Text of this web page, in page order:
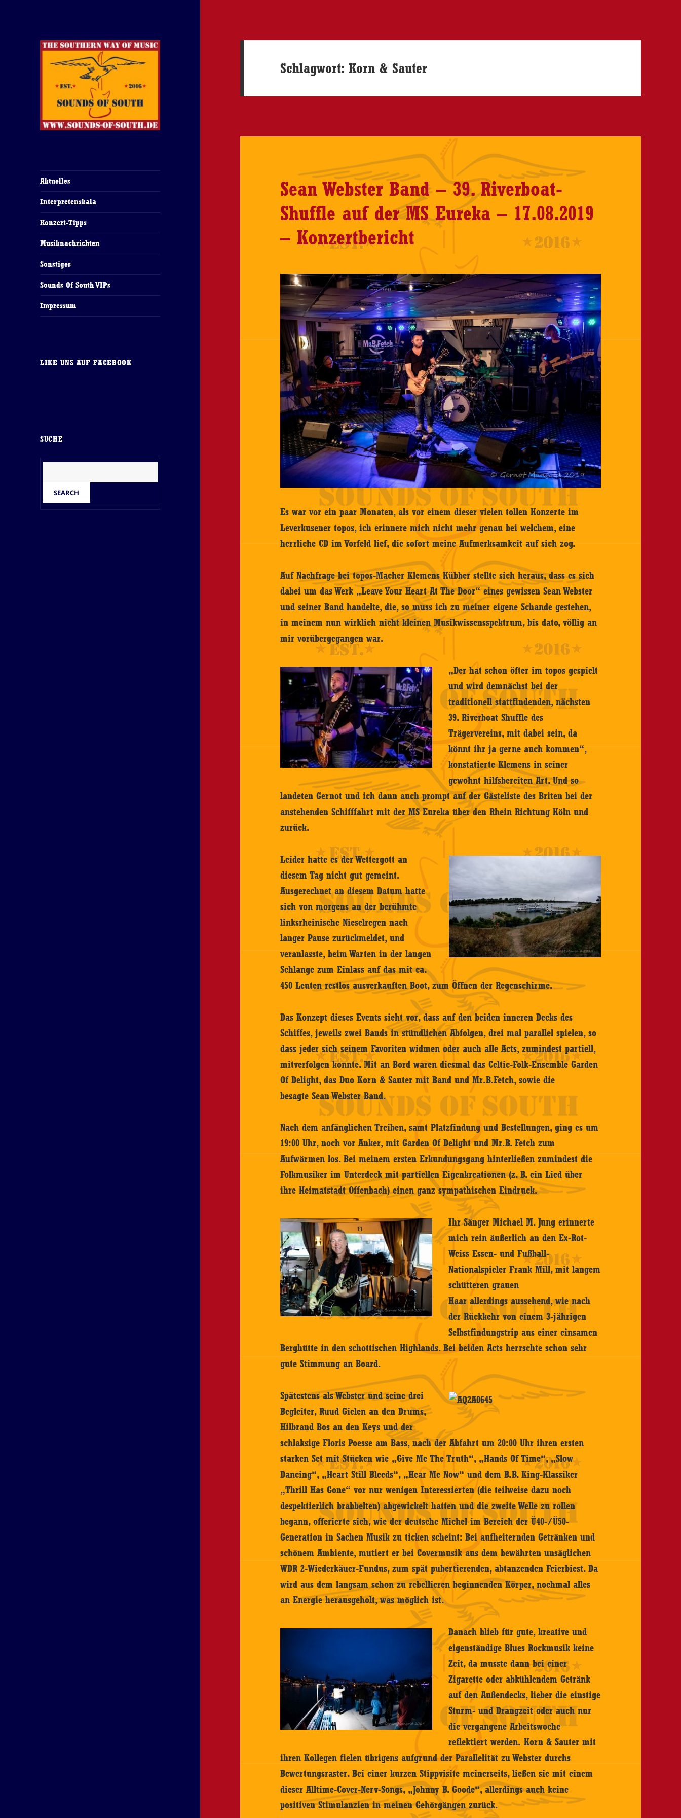
Aktuelles
Interpretenskala
Konzert-Tipps
Musiknachrichten
Sonstiges
Sounds Of South VIPs
Impressum
LIKE UNS AUF FACEBOOK
SUCHE
Schlagwort:Korn & Sauter
Sean Webster Band – 39. Riverboat-
Shuffle auf der MS Eureka – 17.08.2019
– Konzertbericht
Es war vor ein paar Monaten, als vor einem dieser vielen tollen Konzerte im
Leverkusener topos, ich erinnere mich nicht mehr genau bei welchem, eine
herrliche CD im Vorfeld lief, die sofort meine Aufmerksamkeit auf sich zog.
Auf Nachfrage bei topos-Macher Klemens Kübber stellte sich heraus, dass es sich
dabei um das Werk „Leave Your Heart At The Door“ eines gewissen Sean Webster
und seiner Band handelte, die, so muss ich zu meiner eigene Schande gestehen,
in meinem nun wirklich nicht kleinen Musikwissensspektrum, bis dato, völlig an
mir vorübergegangen war.
„Der hat schon öfter im topos gespielt
und wird demnächst bei der
traditionell stattfindenden, nächsten
39. Riverboat Shuffle des
Trägervereins, mit dabei sein, da
könnt ihr ja gerne auch kommen“,
konstatierte Klemens in seiner
gewohnt hilfsbereiten Art. Und so
landeten Gernot und ich dann auch prompt auf der Gästeliste des Briten bei der
anstehenden Schifffahrt mit der MS Eureka über den Rhein Richtung Köln und
zurück.
Leider hatte es der Wettergott an
diesem Tag nicht gut gemeint.
Ausgerechnet an diesem Datum hatte
sich von morgens an der berühmte
linksrheinische Nieselregen nach
langer Pause zurückmeldet, und
veranlasste, beim Warten in der langen
Schlange zum Einlass auf das mit ca.
450 Leuten restlos ausverkauften Boot, zum Öffnen der Regenschirme.
Das Konzept dieses Events sieht vor, dass auf den beiden inneren Decks des
Schiffes, jeweils zwei Bands in stündlichen Abfolgen, drei mal parallel spielen, so
dass jeder sich seinem Favoriten widmen oder auch alle Acts, zumindest partiell,
mitverfolgen konnte. Mit an Bord waren diesmal das Celtic-Folk-Ensemble Garden
Of Delight, das Duo Korn & Sauter mit Band und Mr.B.Fetch, sowie die
besagte Sean Webster Band.
Nach dem anfänglichen Treiben, samt Platzfindung und Bestellungen, ging es um
19:00 Uhr, noch vor Anker, mit Garden Of Delight und Mr.B. Fetch zum
Aufwärmen los. Bei meinem ersten Erkundungsgang hinterließen zumindest die
Folkmusiker im Unterdeck mit partiellen Eigenkreationen (z. B. ein Lied über
ihre Heimatstadt Offenbach) einen ganz sympathischen Eindruck.
Ihr Sänger Michael M. Jung erinnerte
mich rein äußerlich an den Ex-Rot-
Weiss Essen- und Fußball-
Nationalspieler Frank Mill, mit langem
schütteren grauen
Haar allerdings aussehend, wie nach
der Rückkehr von einem 3-jährigen
Selbstfindungstrip aus einer einsamen
Berghütte in den schottischen Highlands. Bei beiden Acts herrschte schon sehr
gute Stimmung an Board.
Spätestens als Webster und seine drei
Begleiter, Ruud Gielen an den Drums,
Hilbrand Bos an den Keys und der
schlaksige Floris Poesse am Bass, nach der Abfahrt um 20:00 Uhr ihren ersten
starken Set mit Stücken wie „Give Me The Truth“, „Hands Of Time“, „Slow
Dancing“, „Heart Still Bleeds“, „Hear Me Now“ und dem B.B. King-Klassiker
„Thrill Has Gone“ vor nur wenigen Interessierten (die teilweise dazu noch
despektierlich brabbelten) abgewickelt hatten und die zweite Welle zu rollen
begann, offerierte sich, wie der deutsche Michel im Bereich der Ü40-/Ü50-
Generation in Sachen Musik zu ticken scheint: Bei aufheiternden Getränken und
schönem Ambiente, mutiert er bei Covermusik aus dem bewährten unsäglichen
WDR 2-Wiederkäuer-Fundus, zum spät pubertierenden, abtanzenden Feierbiest. Da
wird aus dem langsam schon zu rebellieren beginnenden Körper, nochmal alles
an Energie herausgeholt, was möglich ist.
Danach blieb für gute, kreative und
eigenständige Blues Rockmusik keine
Zeit, da musste dann bei einer
Zigarette oder abkühlendem Getränk
auf den Außendecks, lieber die einstige
Sturm- und Drangzeit oder auch nur
die vergangene Arbeitswoche
reflektiert werden. Korn & Sauter mit
ihren Kollegen fielen übrigens aufgrund der Parallelität zu Webster durchs
Bewertungsraster. Bei einer kurzen Stippvisite meinerseits, ließen sie mit einem
dieser Alltime-Cover-Nerv-Songs, „Johnny B. Goode“, allerdings auch keine
positiven Stimulanzien in meinen Gehörgängen zurück.